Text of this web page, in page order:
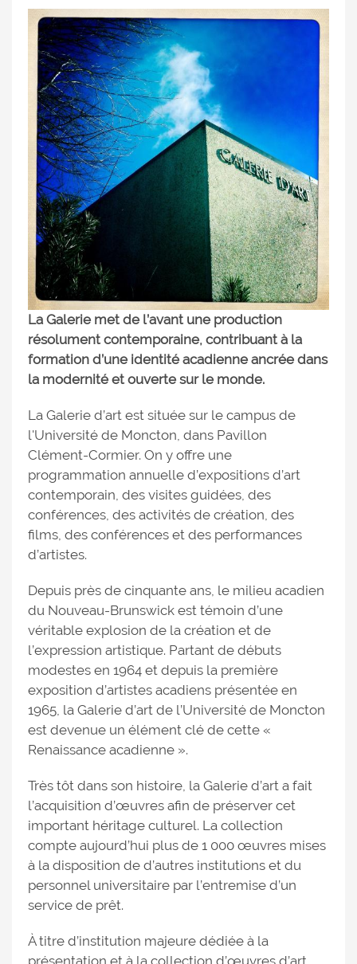
La Galerie met de l’avant une production
résolument contemporaine, contribuant à la
formation d’une identité acadienne ancrée dans
la modernité et ouverte sur le monde.
La Galerie d’art est située sur le campus de
l'Université de Moncton, dans Pavillon
Clément-Cormier. On y offre une
programmation annuelle d’expositions d’art
contemporain, des visites guidées, des
conférences, des activités de création, des
films, des conférences et des performances
d’artistes.
Depuis près de cinquante ans, le milieu acadien
du Nouveau-Brunswick est témoin d’une
véritable explosion de la création et de
l’expression artistique. Partant de débuts
modestes en 1964 et depuis la première
exposition d’artistes acadiens présentée en
1965, la Galerie d’art de l’Université de Moncton
est devenue un élément clé de cette «
Renaissance acadienne ».
Très tôt dans son histoire, la Galerie d’art a fait
l’acquisition d’œuvres afin de préserver cet
important héritage culturel. La collection
compte aujourd’hui plus de 1 000 œuvres mises
à la disposition de d’autres institutions et du
personnel universitaire par l’entremise d’un
service de prêt.
À titre d’institution majeure dédiée à la
présentation et à la collection d’œuvres d’art